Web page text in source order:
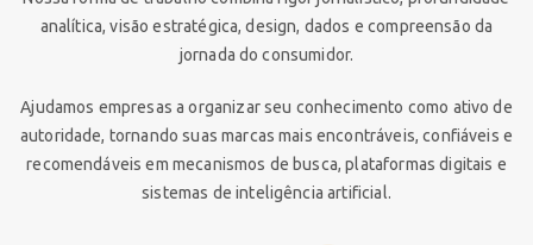
analítica, visão estratégica, design, dados e compreensão da
jornada do consumidor.
Ajudamos empresas a organizar seu conhecimento como ativo de
autoridade, tornando suas marcas mais encontráveis, confiáveis e
recomendáveis em mecanismos de busca, plataformas digitais e
sistemas de inteligência artificial.